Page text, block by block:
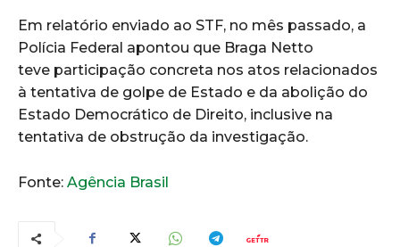
Em relatório enviado ao STF, no mês passado, a
Polícia Federal apontou que Braga Netto
teve participação concreta nos atos relacionados
à tentativa de golpe de Estado e da abolição do
Estado Democrático de Direito, inclusive na
tentativa de obstrução da investigação.
Fonte: Agência Brasil